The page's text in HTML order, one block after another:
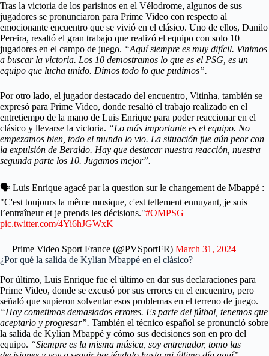
Tras la victoria de los parisinos en el Vélodrome, algunos de sus
jugadores se pronunciaron para Prime Video con respecto al
emocionante encuentro que se vivió en el clásico. Uno de ellos, Danilo
Pereira, resaltó el gran trabajo que realizó el equipo con solo 10
jugadores en el campo de juego. “Aquí siempre es muy difícil. Vinimos
a buscar la victoria. Los 10 demostramos lo que es el PSG, es un
equipo que lucha unido. Dimos todo lo que pudimos”.
Por otro lado, el jugador destacado del encuentro, Vitinha, también se
expresó para Prime Video, donde resaltó el trabajo realizado en el
entretiempo de la mano de Luis Enrique para poder reaccionar en el
clásico y llevarse la victoria. “Lo más importante es el equipo. No
empezamos bien, todo el mundo lo vio. La situación fue aún peor con
la expulsión de Beraldo. Hay que destacar nuestra reacción, nuestra
segunda parte los 10. Jugamos mejor”.
🗣️ Luis Enrique agacé par la question sur le changement de Mbappé :
"C'est toujours la même musique, c'est tellement ennuyant, je suis
l’entraîneur et je prends les décisions."#OMPSG
pic.twitter.com/4Yi6hJGWxK
— Prime Video Sport France (@PVSportFR) March 31, 2024
¿Por qué la salida de Kylian Mbappé en el clásico?
Por último, Luis Enrique fue el último en dar sus declaraciones para
Prime Video, donde se excusó por sus errores en el encuentro, pero
señaló que supieron solventar esos problemas en el terreno de juego.
“Hoy cometimos demasiados errores. Es parte del fútbol, tenemos que
aceptarlo y progresar”. También el técnico español se pronunció sobre
la salida de Kylian Mbappé y cómo sus decisiones son en pro del
equipo. “Siempre es la misma música, soy entrenador, tomo las